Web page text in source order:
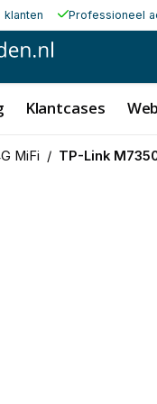
Professioneel
Klantcases
MiFi / TP-Link